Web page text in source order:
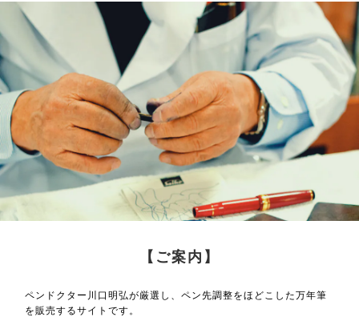
【ご案内】
ペンドクター川口明弘が厳選し、ペン先調整をほどこした万年筆
を販売するサイトです。